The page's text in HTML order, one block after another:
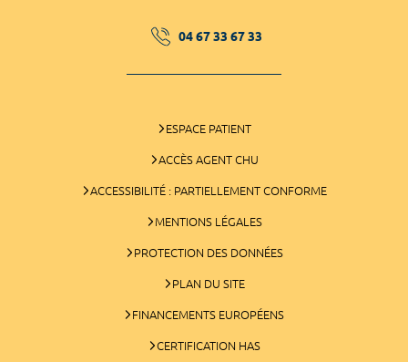
04 67 33 67 33
ESPACE PATIENT
ACCÈS AGENT CHU
ACCESSIBILITÉ : PARTIELLEMENT CONFORME
MENTIONS LÉGALES
PROTECTION DES DONNÉES
PLAN DU SITE
FINANCEMENTS EUROPÉENS
CERTIFICATION HAS